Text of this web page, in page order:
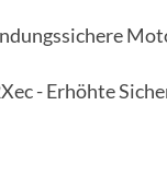
- Erhöhte